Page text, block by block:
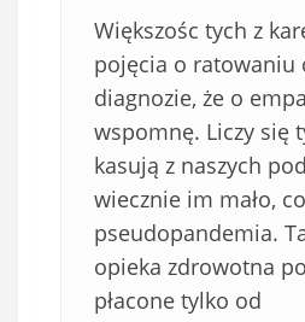
Większośc tych z
pojęcia o ratowaniu
diagnozie, że o
wspomnę. Liczy się
kasują z naszych
wiecznie im mało,
pseudopandemia.
opieka zdrowotna
płacone tylko od